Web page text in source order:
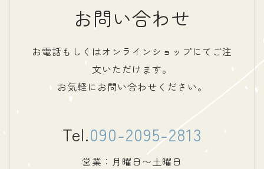
お問い合わせ
お電話もしくはオンラインショップにてご注
文いただけます。
お気軽にお問い合わせください。
Tel.090-2095-2813
営業：月曜日〜土曜日